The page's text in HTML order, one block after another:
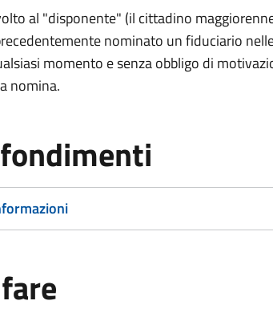
al "disponente" (il cittadino
nominato un fiduciario
momento e senza obbligo di
nomina.